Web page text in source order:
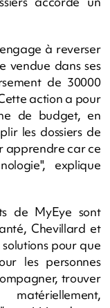
à reverser
vendue dans ses
de 30000
action a pour
de budget, en
les dossiers de
apprendre car ce
explique
de MyEye sont
Chevillard et
solutions pour que
les personnes
trouver